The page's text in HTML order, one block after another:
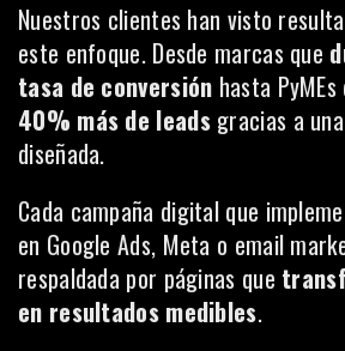
Nuestros clientes han visto
este enfoque. Desde marcas que
tasa de conversión hasta
40% más de leadsgracias a
diseñada.
Cada campaña digital que
en Google Ads, Meta o email
respaldada por páginas que
en resultados medibles.